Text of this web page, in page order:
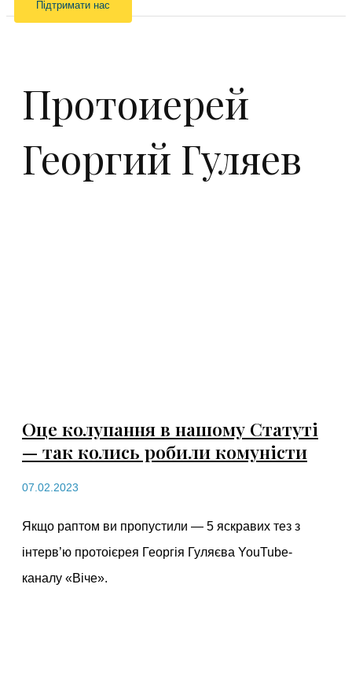
Підтримати нас
Протоиерей
Георгий Гуляев
Оце колупання в нашому Статуті
— так колись робили комуністи
07.02.2023
Якщо раптом ви пропустили — 5 яскравих тез з
інтерв’ю протоієрея Георгія Гуляєва YouTube-
каналу «Віче».